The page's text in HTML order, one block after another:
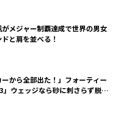
メジャー制覇達成で世界の男女
ドと肩を並べる！
ーから全部出た！」フォーティー
」ウェッジなら砂に刺さらず脱出